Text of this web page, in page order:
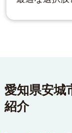
愛知県安城
紹介